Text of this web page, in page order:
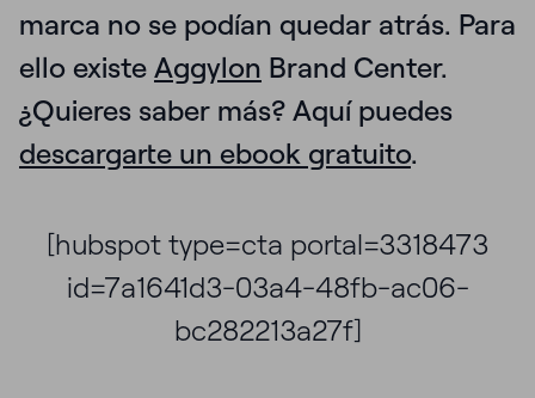
marca no se podían quedar atrás. Para
ello existe Aggylon Brand Center.
¿Quieres saber más? Aquí puedes
descargarte un ebook gratuito.
[hubspot type=cta portal=3318473
id=7a1641d3-03a4-48fb-ac06-
bc282213a27f]